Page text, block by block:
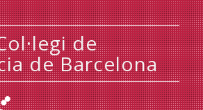
de
de Barcelona